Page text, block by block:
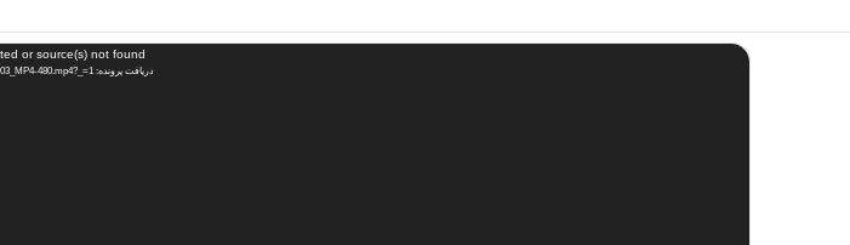
نمایشگر
ویدیو or source(s) not found
دریافت پرونده: https://cdn.mediaarshiv.ir/files/Ra-az980023-003_MP4-480.mp4?_=1